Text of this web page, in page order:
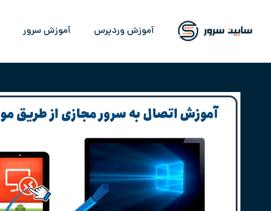
آموزش وردپرس آموزش سرور